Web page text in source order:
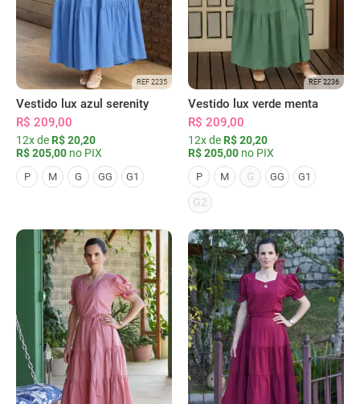
REF 2235
Vestido lux azul serenity
R$ 209,00
12x de R$ 20,20
R$ 205,00 no PIX
P M G GG G1
REF 2236
Vestido lux verde menta
R$ 209,00
12x de R$ 20,20
R$ 205,00 no PIX
P M G GG G1
G2